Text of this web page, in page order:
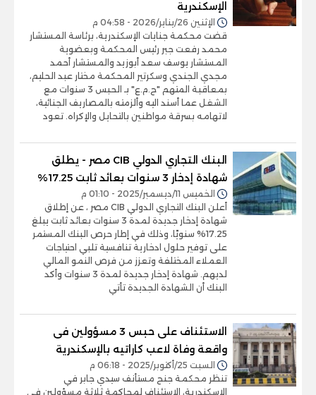
الإسكندرية
الإثنين 26/يناير/2026 - 04:58 م
قضت محكمة جنايات الإسكندرية، برئاسة المستشار
محمد رفعت جبر رئيس المحكمة وبعضوية
المستشار يوسف سعد أبوزيد والمستشار أحمد
مجدي الجندي وسكرتير المحكمة مختار عبد الحليم،
بمعاقبة المتهم "ح.م.ع" بـ الحبس 3 سنوات مع
الشغل عما أسند اليه وألزمته بالمصاريف الجنائية،
لاتهامه بسرقة مواطنين بالتحايل والإكراه. تعود
البنك التجاري الدولي CIB مصر - يطلق
شهادة إدخار 3 سنوات بعائد ثابت 17.25%
الخميس 11/ديسمبر/2025 - 01:10 م
أعلن البنك التجاري الدولي CIB مصر ، عن إطلاق
شهادة إدخار جديدة لمدة 3 سنوات بعائد ثابت يبلغ
17.25% سنويًا، وذلك في إطار حرص البنك المستمر
على توفير حلول ادخارية تنافسية تلبي احتياجات
العملاء المختلفة وتعزز من فرص النمو المالي
لديهم. شهادة إدخار جديدة لمدة 3 سنوات وأكد
البنك أن الشهادة الجديدة تأتي
الاستئناف على حبس 3 مسؤولين فى
واقعة وفاة لاعب كاراتيه بالإسكندرية
السبت 25/أكتوبر/2025 - 06:18 م
تنظر محكمة جنح مستأنف سيدي جابر في
الإسكندرية، الاستئناف لمحاكمة ثلاثة مسؤولين في